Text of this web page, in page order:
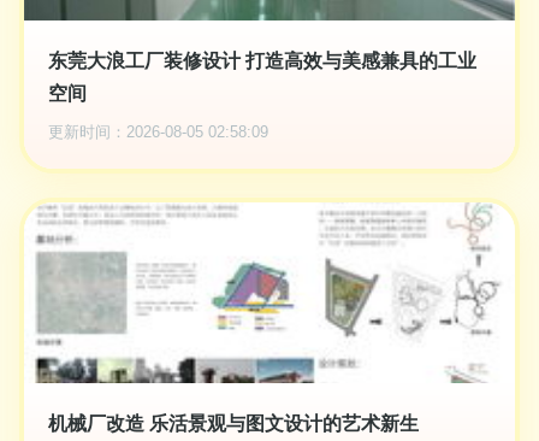
东莞大浪工厂装修设计 打造高效与美感兼具的工业
空间
更新时间：2026-08-05 02:58:09
机械厂改造 乐活景观与图文设计的艺术新生